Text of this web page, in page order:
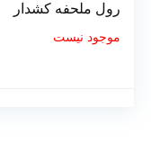
رول ملحفه کشدار
موجود نیست